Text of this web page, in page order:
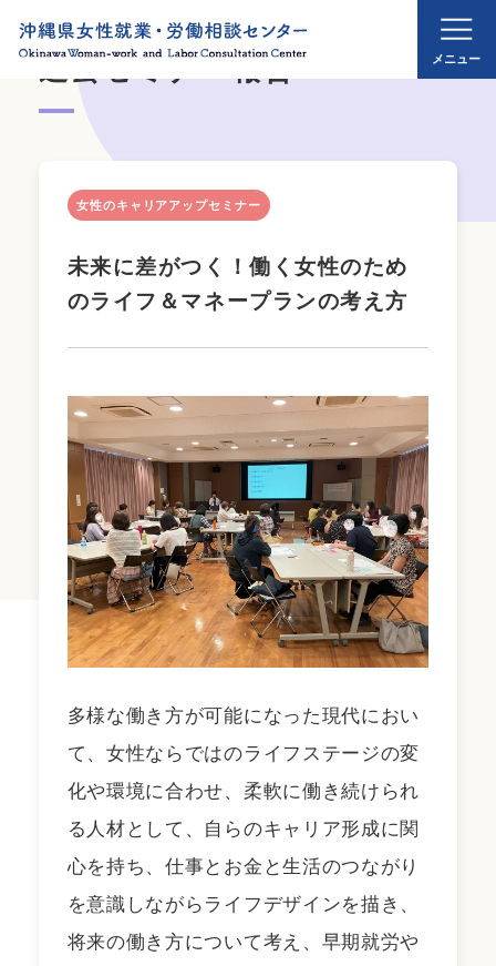
過去セミナー報告
女性のキャリアアップセミナー
未来に差がつく！働く女性のため
のライフ＆マネープランの考え方
多様な働き方が可能になった現代におい
て、女性ならではのライフステージの変
化や環境に合わせ、柔軟に働き続けられ
る人材として、自らのキャリア形成に関
心を持ち、仕事とお金と生活のつながり
を意識しながらライフデザインを描き、
将来の働き方について考え、早期就労や